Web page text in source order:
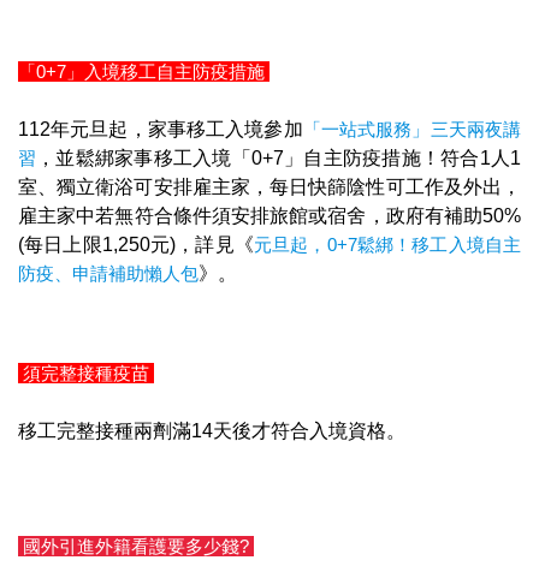
「0+7」入境移工自主防疫措施
112年元旦起，家事移工入境參加 「一站式服務」三天兩夜講
習 ，並鬆綁家事移工入境「0+7」自主防疫措施！符合1人1
室、獨立衛浴可安排雇主家，每日快篩陰性可工作及外出，
雇主家中若無符合條件須安排旅館或宿舍，政府有補助50%
(每日上限1,250元)，詳見《元旦起，0+7鬆綁！移工入境自主
防疫、申請補助懶人包》。
須完整接種疫苗
移工完整接種兩劑滿14天後才符合入境資格。
國外引進外籍看護要多少錢?